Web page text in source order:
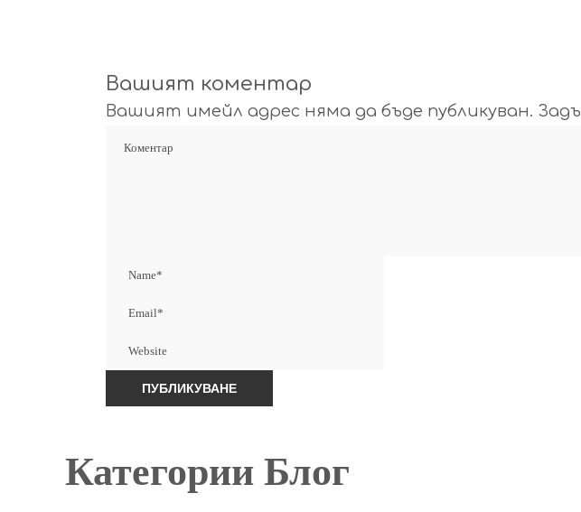
Вашият коментар
Вашият имейл адрес няма да бъде публикуван.
Категории Блог